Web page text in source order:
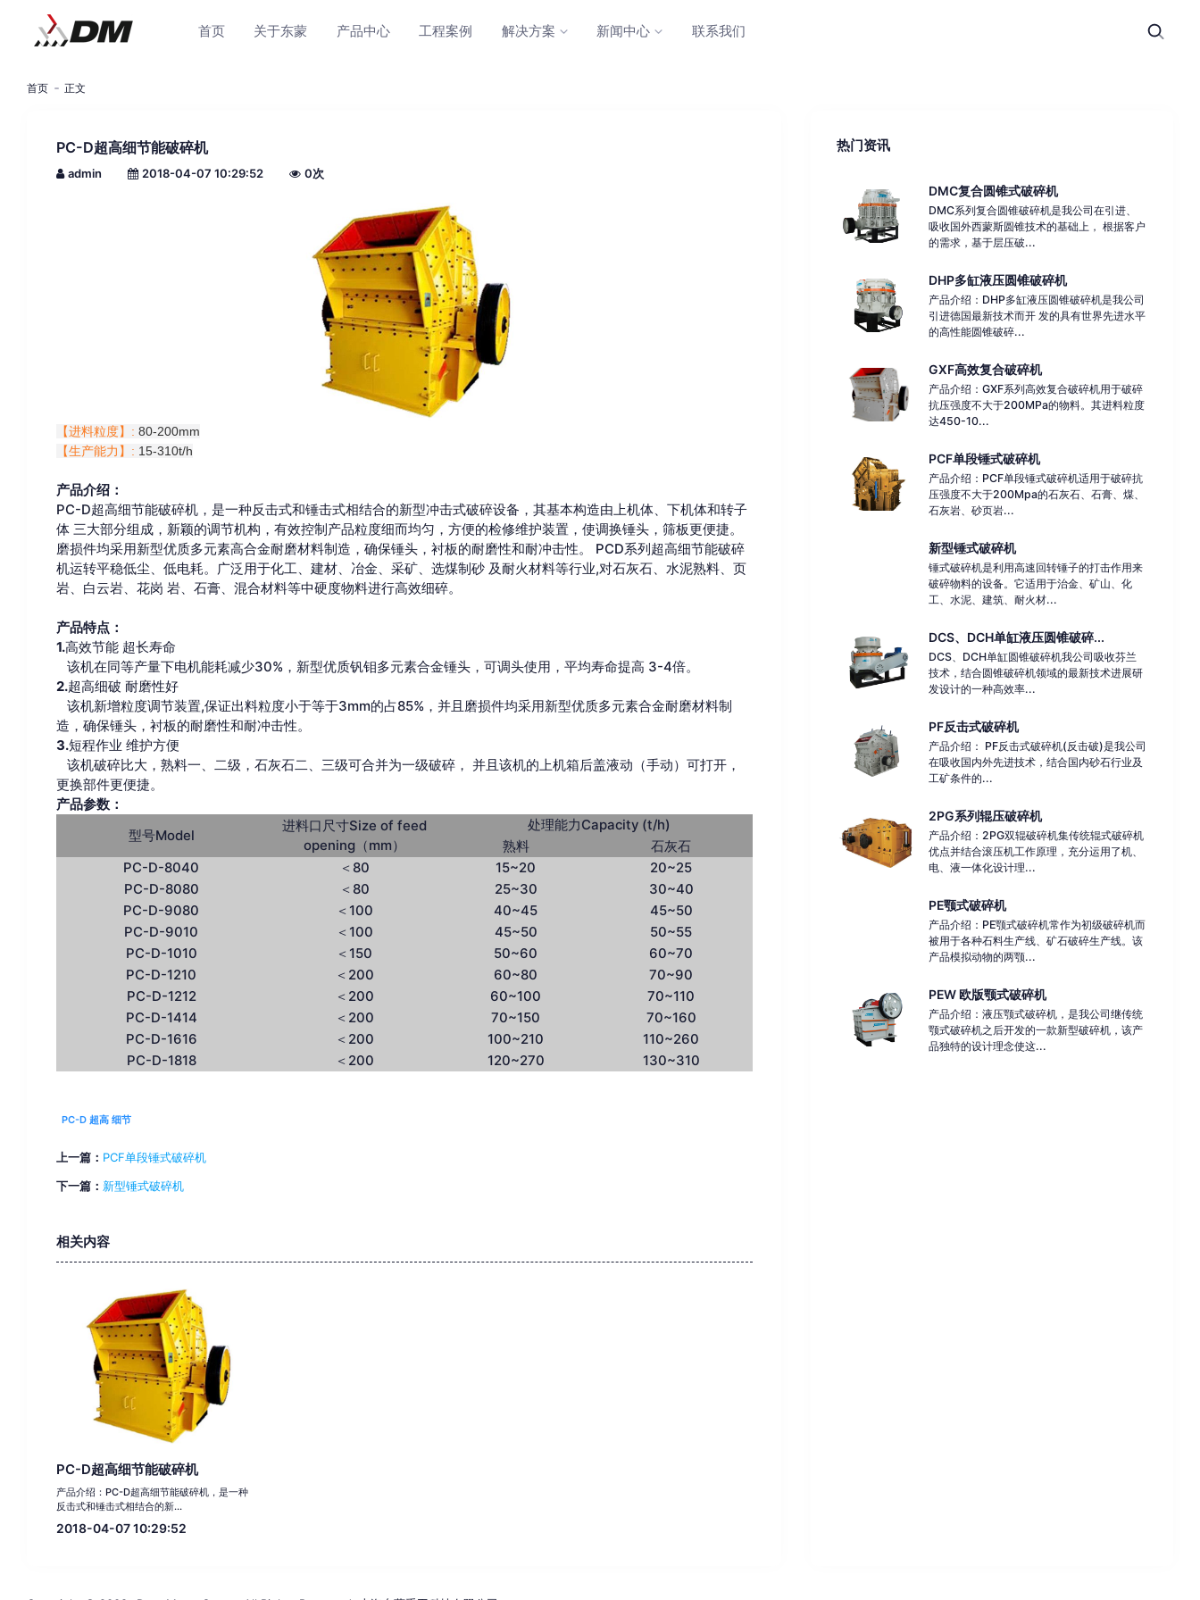
首页 关于东蒙 产品中心 工程案例 解决方案 新闻中心 联系我们
首页 正文
PC-D超高细节能破碎机
admin 2018-04-07 10:29:52 0次
【进料粒度】: 80-200mm
【生产能力】: 15-310t/h
产品介绍：
PC-D超高细节能破碎机，是一种反击式和锤击式相结合的新型冲击式破碎设备，其基本构造由上机体、下机体和转子
体 三大部分组成，新颖的调节机构，有效控制产品粒度细而均匀，方便的检修维护装置，使调换锤头，筛板更便捷。
磨损件均采用新型优质多元素高合金耐磨材料制造，确保锤头，衬板的耐磨性和耐冲击性。 PCD系列超高细节能破碎
机运转平稳低尘、低电耗。广泛用于化工、建材、冶金、采矿、选煤制砂 及耐火材料等行业,对石灰石、水泥熟料、页
岩、白云岩、花岗 岩、石膏、混合材料等中硬度物料进行高效细碎。
产品特点：
1.高效节能 超长寿命
该机在同等产量下电机能耗减少30%，新型优质钒钼多元素合金锤头，可调头使用，平均寿命提高 3-4倍。
2.超高细破 耐磨性好
该机新增粒度调节装置,保证出料粒度小于等于3mm的占85%，并且磨损件均采用新型优质多元素合金耐磨材料制
造，确保锤头，衬板的耐磨性和耐冲击性。
3.短程作业 维护方便
该机破碎比大，熟料一、二级，石灰石二、三级可合并为一级破碎， 并且该机的上机箱后盖液动（手动）可打开，
更换部件更便捷。
产品参数：
型号Model
进料口尺寸Size of feed
opening（mm）
处理能力Capacity (t/h)
熟料
石灰石
PC-D-8040
＜80 15~20
20~25
PC-D-8080
＜80 25~30
30~40
PC-D-9080
＜100 40~45
45~50
PC-D-9010
＜100 45~50
50~55
PC-D-1010
＜150 50~60
60~70
PC-D-1210
＜200 60~80
70~90
PC-D-1212
＜200 60~100
70~110
PC-D-1414
＜200 70~150
70~160
PC-D-1616
＜200 100~210
110~260
PC-D-1818
＜200 120~270 130~310
PC-D 超高 细节
上一篇： PCF单段锤式破碎机
下一篇： 新型锤式破碎机
相关内容
PC-D超高细节能破碎机
产品介绍：PC-D超高细节能破碎机，是一种
反击式和锤击式相结合的新...
2018-04-07 10:29:52
热门资讯
DMC复合圆锥式破碎机
DMC系列复合圆锥破碎机是我公司在引进、
吸收国外西蒙斯圆锥技术的基础上， 根据客户
的需求，基于层压破...
DHP多缸液压圆锥破碎机
产品介绍：DHP多缸液压圆锥破碎机是我公司
引进德国最新技术而开 发的具有世界先进水平
的高性能圆锥破碎...
GXF高效复合破碎机
产品介绍：GXF系列高效复合破碎机用于破碎
抗压强度不大于200MPa的物料。其进料粒度
达450-10...
PCF单段锤式破碎机
产品介绍：PCF单段锤式破碎机适用于破碎抗
压强度不大于200Mpa的石灰石、石膏、煤、
石灰岩、砂页岩...
新型锤式破碎机
锤式破碎机是利用高速回转锤子的打击作用来
破碎物料的设备。它适用于治金、矿山、化
工、水泥、建筑、耐火材...
DCS、DCH单缸液压圆锥破碎...
DCS、DCH单缸圆锥破碎机我公司吸收芬兰
技术，结合圆锥破碎机领域的最新技术进展研
发设计的一种高效率...
PF反击式破碎机
产品介绍： PF反击式破碎机(反击破)是我公司
在吸收国内外先进技术，结合国内砂石行业及
工矿条件的...
2PG系列辊压破碎机
产品介绍：2PG双辊破碎机集传统辊式破碎机
优点并结合滚压机工作原理，充分运用了机、
电、液一体化设计理...
PE颚式破碎机
产品介绍：PE颚式破碎机常作为初级破碎机而
被用于各种石料生产线、矿石破碎生产线。该
产品模拟动物的两颚...
PEW 欧版颚式破碎机
产品介绍：液压颚式破碎机，是我公司继传统
颚式破碎机之后开发的一款新型破碎机，该产
品独特的设计理念使这...